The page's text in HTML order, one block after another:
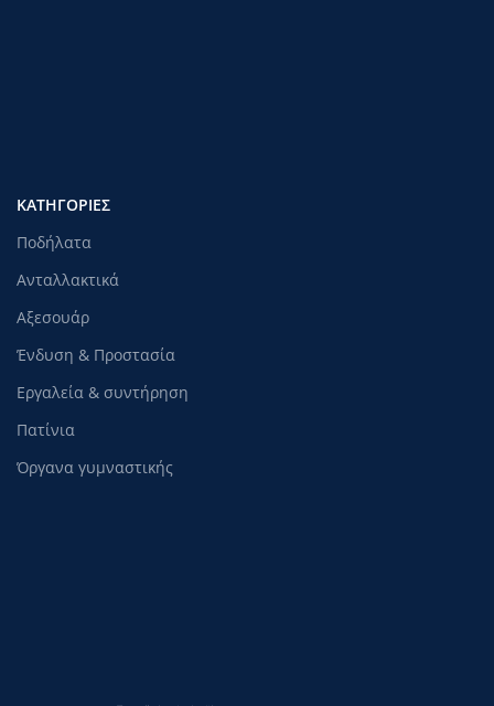
ΚΑΤΗΓΟΡΊΕΣ
Ποδήλατα
Ανταλλακτικά
Αξεσουάρ
Ένδυση & Προστασία
Εργαλεία & συντήρηση
Πατίνια
Όργανα γυμναστικής